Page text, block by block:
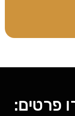
פרטים: